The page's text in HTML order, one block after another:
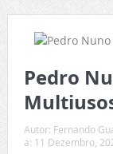
Pedro
Autor: Fernando
a: 11 Dezembro,